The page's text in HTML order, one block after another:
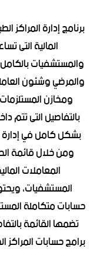
المالية التى
والمستشفيات
والمرضي وشئون
ومخازن
بالتفاصيل التى تتم
بشكل كامل في
ومن خلال قائمة
المعاملات
المستشفيات،
حسابات متكاملة
تضمها القائمة
برامج حسابات